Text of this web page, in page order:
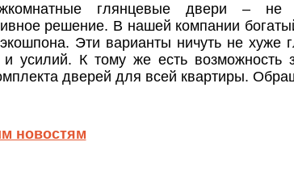
глянцевые двери – не
решение. В нашей компании
Эти варианты ничуть не хуже
усилий. К тому же есть возможность
дверей для всей квартиры.
новостям